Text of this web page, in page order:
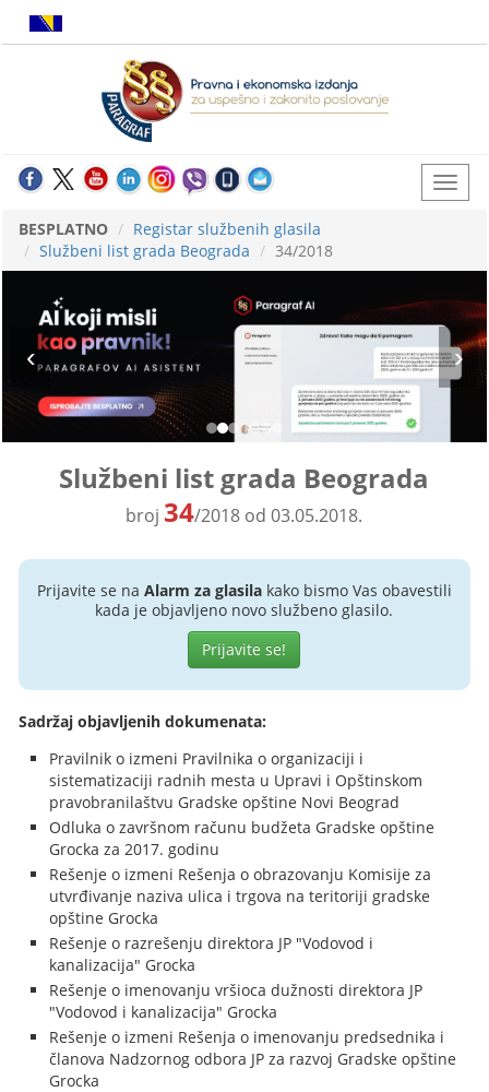
BESPLATNO
Registar službenih glasila
Službeni list grada Beograda
34/2018
Službeni list grada Beograda
broj 34/2018 od 03.05.2018.
Prijavite se na Alarm za glasilakako bismo Vas obavestili
kada je objavljeno novo službeno glasilo.
Prijavite se!
Sadržaj objavljenih dokumenata:
Pravilnik o izmeni Pravilnika o organizaciji i
sistematizaciji radnih mesta u Upravi i Opštinskom
pravobranilaštvu Gradske opštine Novi Beograd
Odluka o završnom računu budžeta Gradske opštine
Grocka za 2017. godinu
Rešenje o izmeni Rešenja o obrazovanju Komisije za
utvrđivanje naziva ulica i trgova na teritoriji gradske
opštine Grocka
Rešenje o razrešenju direktora JP "Vodovod i
kanalizacija" Grocka
Rešenje o imenovanju vršioca dužnosti direktora JP
"Vodovod i kanalizacija" Grocka
Rešenje o izmeni Rešenja o imenovanju predsednika i
članova Nadzornog odbora JP za razvoj Gradske opštine
Grocka